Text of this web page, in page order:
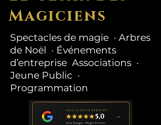
Magiciens
Spectacles de magie · Arbres
de Noël · Événements
d’entreprise Associations ·
Jeune Public ·
Programmation